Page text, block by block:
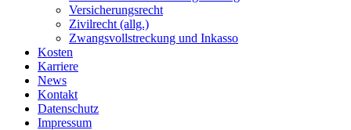
Versicherungsrecht
Zivilrecht (allg.)
Zwangsvollstreckung und Inkasso
Kosten
Karriere
News
Kontakt
Datenschutz
Impressum